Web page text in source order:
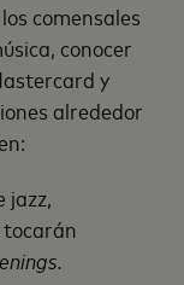
comensales
conocer
y
alrededor
jazz,